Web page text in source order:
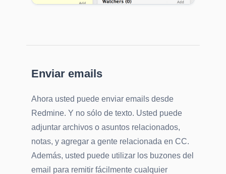
Enviar emails
Ahora usted puede enviar emails desde
Redmine. Y no sólo de texto. Usted puede
adjuntar archivos o asuntos relacionados,
notas, y agregar a gente relacionada en CC.
Además, usted puede utilizar los buzones del
email para remitir fácilmente cualquier